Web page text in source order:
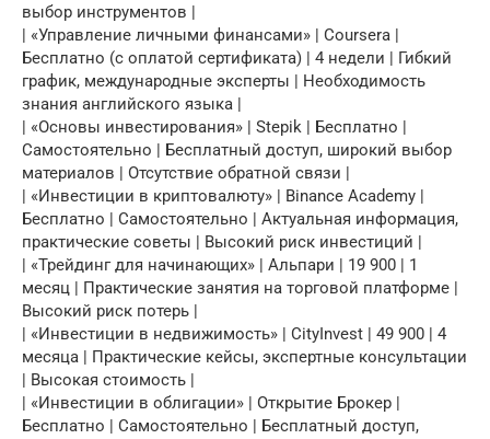
выбор инструментов |
| «Управление личными финансами» | Coursera |
Бесплатно (с оплатой сертификата) | 4 недели | Гибкий
график, международные эксперты | Необходимость
знания английского языка |
| «Основы инвестирования» | Stepik | Бесплатно |
Самостоятельно | Бесплатный доступ, широкий выбор
материалов | Отсутствие обратной связи |
| «Инвестиции в криптовалюту» | Binance Academy |
Бесплатно | Самостоятельно | Актуальная информация,
практические советы | Высокий риск инвестиций |
| «Трейдинг для начинающих» | Альпари | 19 900 | 1
месяц | Практические занятия на торговой платформе |
Высокий риск потерь |
| «Инвестиции в недвижимость» | CityInvest | 49 900 | 4
месяца | Практические кейсы, экспертные консультации
| Высокая стоимость |
| «Инвестиции в облигации» | Открытие Брокер |
Бесплатно | Самостоятельно | Бесплатный доступ,